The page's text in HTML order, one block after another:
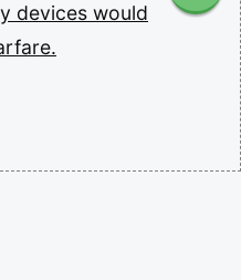
devices would